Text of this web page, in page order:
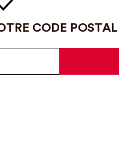
CODE POSTAL